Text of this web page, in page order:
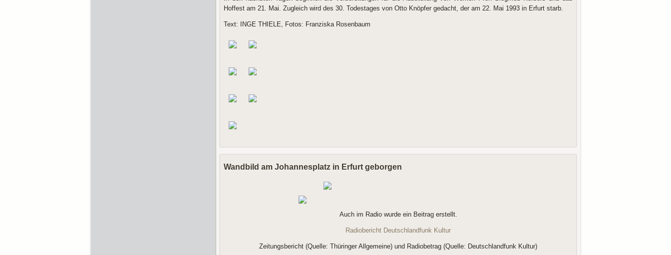
Hoffest am 21. Mai. Zugleich wird des 30. Todestages von Otto Knöpfer gedacht, der am 22. Mai 1993 in Erfurt starb.
Text: INGE THIELE, Fotos: Franziska Rosenbaum
Wandbild am Johannesplatz in Erfurt geborgen
Auch im Radio wurde ein Beitrag erstellt.
Radiobericht Deutschlandfunk Kultur
Zeitungsbericht (Quelle: Thüringer Allgemeine) und Radiobetrag (Quelle: Deutschlandfunk Kultur)